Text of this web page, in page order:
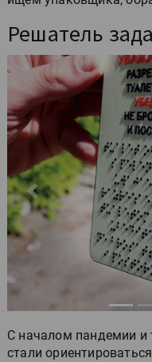
Решатель
Пред.
С началом пандемии и
стали